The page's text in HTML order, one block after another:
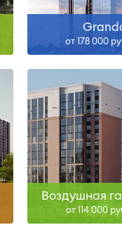
от 178 000
Воздушная
от 114 000
Сдан, II-28
Узнать